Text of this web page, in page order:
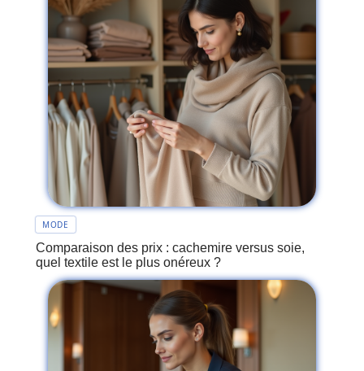
MODE
Comparaison des prix : cachemire versus soie,
quel textile est le plus onéreux ?